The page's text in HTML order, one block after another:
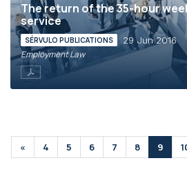
The return of the 35-hour
service
SÉRVULO PUBLICATIONS 29 Jun 2016
Employment Law
« 4 5 6 7 8 9